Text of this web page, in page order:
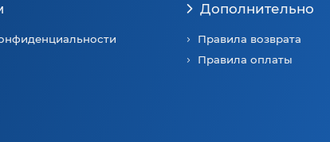
Дополнительно
Правила возврата
Правила оплаты